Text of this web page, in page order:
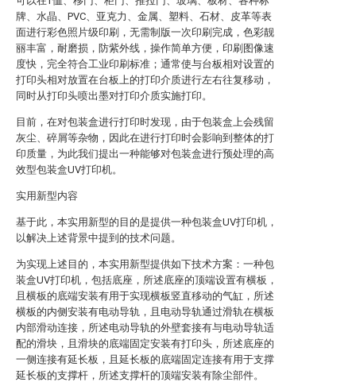
牌、水晶、PVC、亚克力、金属、塑料、石材、皮革等表
面进行彩色照片级印刷，无需制版一次印刷完成，色彩靓
丽丰富，耐磨损，防紫外线，操作简单方便，印刷图像速
度快，完全符合工业印刷标准；通常使与台板相对设置的
打印头相对放置在台板上的打印介质进行左右往复移动，
同时从打印头喷出墨对打印介质实施打印。
目前，在对包装盒进行打印时发现，由于包装盒上会残留
灰尘、碎屑等杂物，因此在进行打印时会影响到整体的打
印质量，为此我们提出一种能够对包装盒进行预处理的高
效型包装盒UV打印机。
实用新型内容
基于此，本实用新型的目的是提供一种包装盒UV打印机，
以解决上述背景中提到的技术问题。
为实现上述目的，本实用新型提供如下技术方案：一种包
装盒UV打印机，包括底座，所述底座的顶端设置有横板，
且横板的底端安装有用于实现横板竖直移动的气缸，所述
横板的内侧安装有电动导轨，且电动导轨通过滑轨在横板
内部滑动连接，所述电动导轨的外壁套接有与电动导轨适
配的滑块，且滑块的底端固定安装有打印头，所述底座的
一侧连接有延长板，且延长板的底端固定连接有用于支撑
延长板的支撑杆，所述支撑杆的顶端安装有除尘部件。